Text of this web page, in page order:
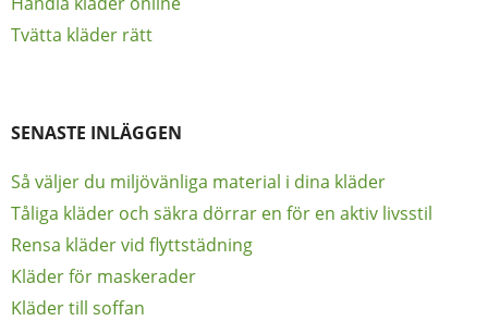
Tvätta kläder rätt
SENASTE INLÄGGEN
Så väljer du miljövänliga material i dina kläder
Tåliga kläder och säkra dörrar en för en aktiv livsstil
Rensa kläder vid flyttstädning
Kläder för maskerader
Kläder till soffan